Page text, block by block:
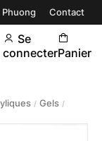
Phuong Contact
Se
connecterPanier
/ Gels /